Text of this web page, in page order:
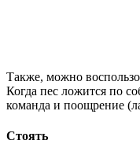
Также, можно
Когда пес ложится по
команда и поощрение
Стоять